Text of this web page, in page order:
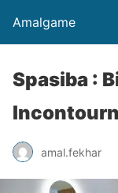
Amalgame
Spasiba :
amal.fekhar